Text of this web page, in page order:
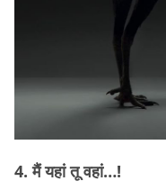
4. मैं यहां तू वहां…!